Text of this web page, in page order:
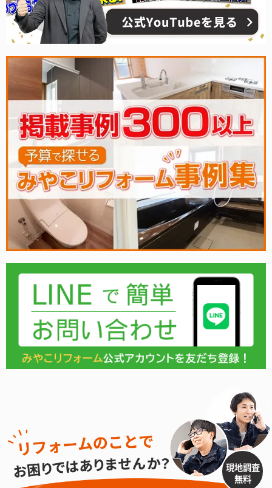
現地調査
無料